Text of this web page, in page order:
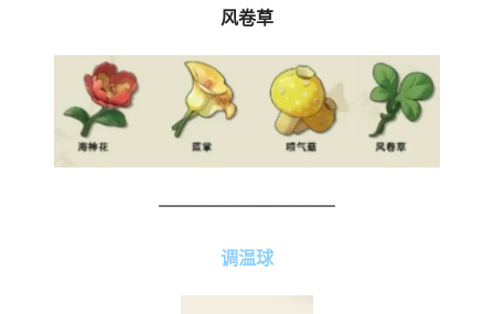
风卷草
——————————
调温球